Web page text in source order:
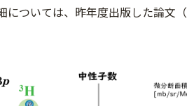
については、昨年度出版した論文（